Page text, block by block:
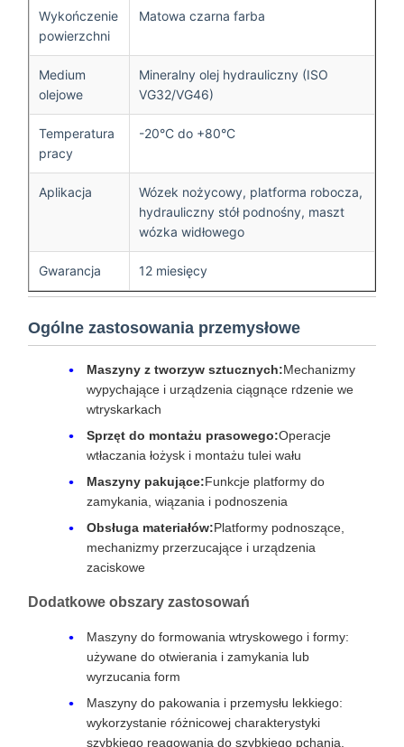
Wykończenie
powierzchni
Matowa czarna farba
Medium
olejowe
Mineralny olej hydrauliczny (ISO
VG32/VG46)
Temperatura
pracy
-20°C do +80°C
Aplikacja
Wózek nożycowy, platforma robocza,
hydrauliczny stół podnośny, maszt
wózka widłowego
Gwarancja 12 miesięcy
Ogólne zastosowania przemysłowe
Maszyny z tworzyw sztucznych:Mechanizmy
wypychające i urządzenia ciągnące rdzenie we
wtryskarkach
Sprzęt do montażu prasowego:Operacje
wtłaczania łożysk i montażu tulei wału
Maszyny pakujące:Funkcje platformy do
zamykania, wiązania i podnoszenia
Obsługa materiałów:Platformy podnoszące,
mechanizmy przerzucające i urządzenia
zaciskowe
Dodatkowe obszary zastosowań
Maszyny do formowania wtryskowego i formy:
używane do otwierania i zamykania lub
wyrzucania form
Maszyny do pakowania i przemysłu lekkiego:
wykorzystanie różnicowej charakterystyki
szybkiego reagowania do szybkiego pchania,